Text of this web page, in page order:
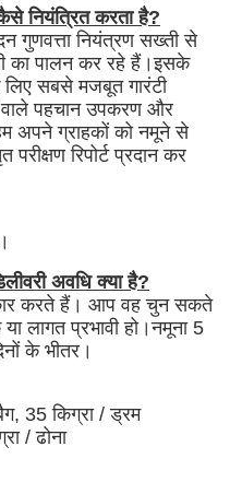
नियंत्रित करता है?
गुणवत्ता नियंत्रण सख्ती से
का पालन कर रहे हैं।इसके
लिए सबसे मजबूत गारंटी
वाले पहचान उपकरण और
अपने ग्राहकों को नमूने से
रिपोर्ट प्रदान कर
अवधि क्या है?
करते हैं। आप वह चुन सकते
लागत प्रभावी हो।नमूना 5
के भीतर।
35 किग्रा / ड्रम
/ ढोना